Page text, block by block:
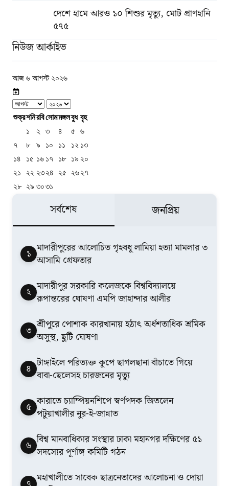
দেশে হামে আরও ১০ শিশুর মৃত্যু, মোট প্রাণহানি
৫৭৫
নিউজ আর্কাইভ
আজ ৬ আগস্ট ২০২৬
শুক্রশনিরবিসোমমঙ্গলবুধ বৃহ
১
২ ৩ ৪ ৫
৬
৭
৮ ৯ ১০ ১১ ১২ ১৩
১৪
১৫ ১৬ ১৭ ১৮ ১৯ ২০
২১
২২ ২৩২৪ ২৫ ২৬২৭
২৮ ২৯ ৩০৩১
সর্বশেষ জনপ্রিয়
১ মাদারীপুরের আলোচিত গৃহবধূ লামিয়া হত্যা মামলার ৩
আসামি গ্রেফতার
২ মাদারীপুর সরকারি কলেজকে বিশ্ববিদ্যালয়ে
রূপান্তরের ঘোষণা এমপি জাহান্দার আলীর
৩ শ্রীপুরে পোশাক কারখানায় হঠাৎ অর্ধশতাধিক শ্রমিক
অসুস্থ, ছুটি ঘোষণা
৪ টাঙ্গাইলে পরিত্যক্ত কূপে ছাগলছানা বাঁচাতে গিয়ে
বাবা-ছেলেসহ চারজনের মৃত্যু
৫ কারাতে চ্যাম্পিয়নশিপে স্বর্ণপদক জিতলেন
পটুয়াখালীর নুর-ই-জান্নাত
৬ বিশ্ব মানবাধিকার সংস্থার ঢাকা মহানগর দক্ষিণের ৫১
সদস্যের পূর্ণাঙ্গ কমিটি গঠন
মহাখালীতে সাবেক ছাত্রনেতাদের আলোচনা ও দোয়া